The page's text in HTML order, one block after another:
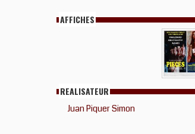
AFFICHES
REALISATEUR
Juan Piquer Simon